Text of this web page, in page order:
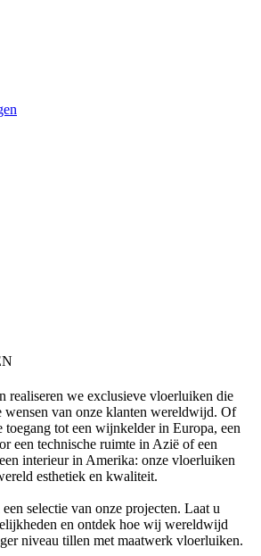
we exclusieve vloerluiken die
wensen van onze klanten wereldwijd. Of
tot een wijnkelder in Europa, een
een technische ruimte in Azië of een
interieur in Amerika: onze vloerluiken
esthetiek en kwaliteit.
selectie van onze projecten. Laat u
en ontdek hoe wij wereldwijd
niveau tillen met maatwerk vloerluiken.